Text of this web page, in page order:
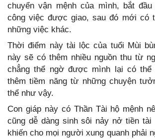
chuyển vận mệnh của mình, bắt
công việc được giao, sau đó mới có
những việc khác.
Thời điểm này tài lộc của tuổi Mùi
này sẽ có thêm nhiều nguồn thu từ
chẳng thể ngờ được mình lại có thể
thêm tiềm năng từ những chuyện
thể như vậy.
Con giáp này có Thần Tài hộ mệnh
cũng dễ dàng sinh sôi nảy nở tiền tài
khiến cho mọi người xung quanh phải